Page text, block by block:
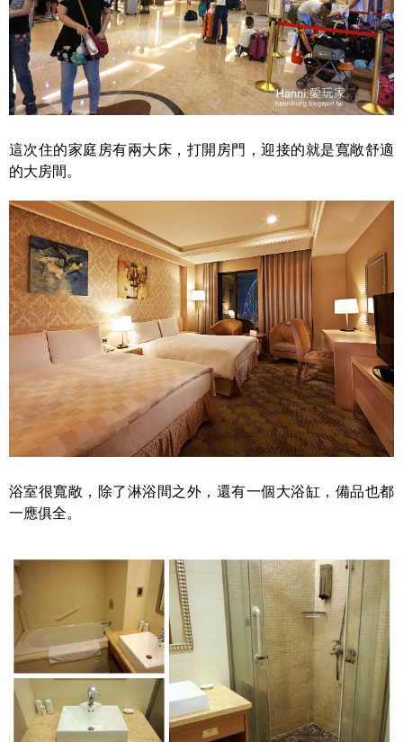
這次住的家庭房有兩大床，打開房門，迎接的就是寬敞舒適
的大房間。
浴室很寬敞，除了淋浴間之外，還有一個大浴缸，備品也都
一應俱全。